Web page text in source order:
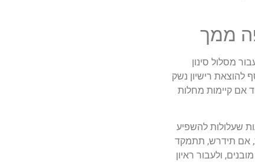
ממך
מסלול סינון
להוצאת רישיון נשק
אם קיימות מחלות
שעלולות להשפיע
אם תידרש, תתמקד
ולעבור ראיון